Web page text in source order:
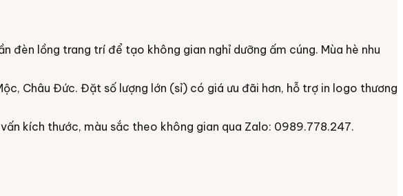
đèn lồng trang trí để tạo không gian nghỉ dưỡng ấm cúng. Mùa hè nhu
Châu Đức. Đặt số lượng lớn (sỉ) có giá ưu đãi hơn, hỗ trợ in logo thương
kích thước, màu sắc theo không gian qua Zalo: 0989.778.247.